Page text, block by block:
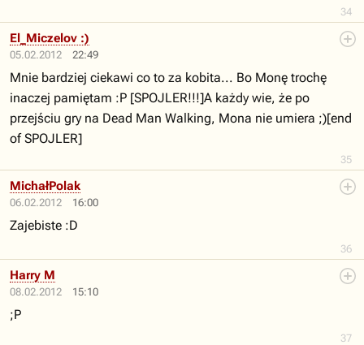
34
05.02.2012 22:49
35
El_Miczelov :)
Mnie bardziej ciekawi co to za kobita... Bo Monę trochę
inaczej pamiętam :P [SPOJLER!!!]A każdy wie, że po
przejściu gry na Dead Man Walking, Mona nie umiera ;)[end
of SPOJLER]
06.02.2012 16:00
36
MichałPolak
Zajebiste :D
08.02.2012 15:10
37
Harry M
;P